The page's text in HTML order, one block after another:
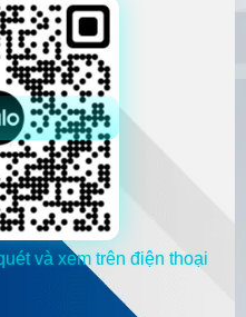
và xem trên điện thoại